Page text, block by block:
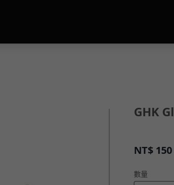
GHK
NT$ 150
數量